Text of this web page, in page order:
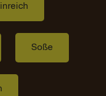
Soße